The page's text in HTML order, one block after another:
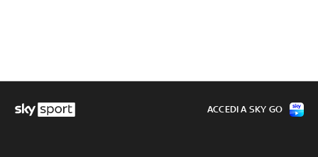
ACCEDI A SKY GO